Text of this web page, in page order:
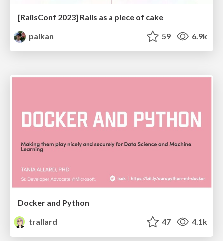
[RailsConf 2023] Rails as a piece of cake
palkan
59 6.9k
Docker and Python
trallard
47 4.1k